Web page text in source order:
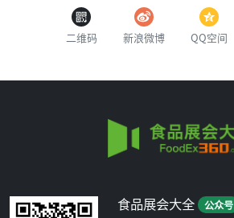
二维码 新浪微博 QQ空间
食品展会大全 公众号